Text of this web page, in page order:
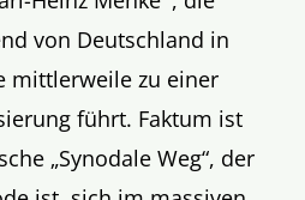
von Deutschland in
mittlerweile zu einer
führt. Faktum ist
„Synodale Weg“, der